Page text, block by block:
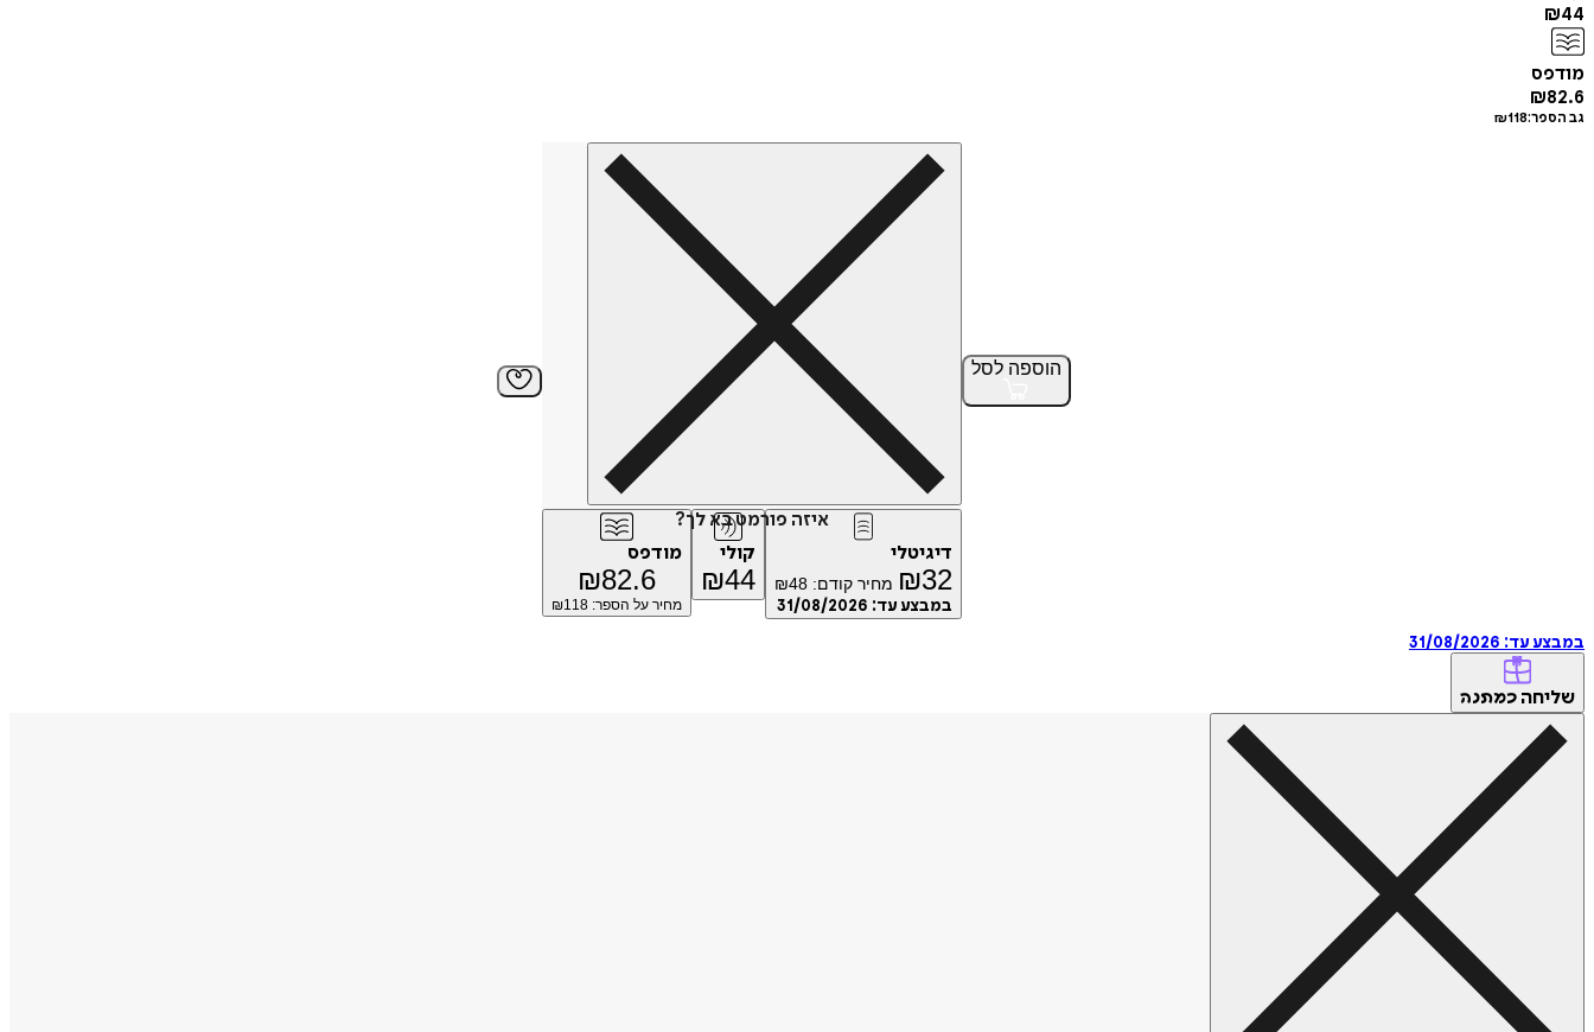
₪44
מודפס
₪82.6
גב הספר: ₪118
הוספה לסל
איזה פורמט בא לך?
דיגיטלי
₪32 מחיר קודם: ₪48
במבצע עד: 31/08/2026
קולי
₪44
מודפס
₪82.6
מחיר על הספר: ₪118
במבצע עד: 31/08/2026
שליחה כמתנה